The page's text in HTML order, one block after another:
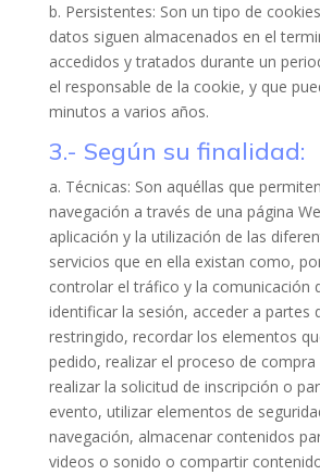
b. Persistentes: Son un tipo de
datos siguen almacenados en el
accedidos y tratados durante un
el responsable de la cookie, y que
minutos a varios años.
3.- Según su finalidad:
a. Técnicas: Son aquéllas que
navegación a través de una página
aplicación y la utilización de las
servicios que en ella existan como,
controlar el tráfico y la comunicación
identificar la sesión, acceder a partes
restringido, recordar los elementos
pedido, realizar el proceso de compra
realizar la solicitud de inscripción o
evento, utilizar elementos de
navegación, almacenar contenidos
videos o sonido o compartir